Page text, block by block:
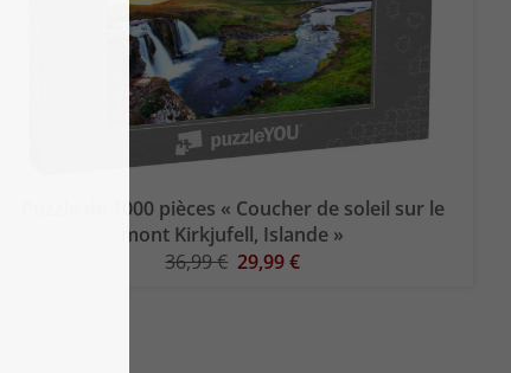
Puzzle de 1000 pièces « Coucher de soleil sur le
mont Kirkjufell, Islande »
36,99 € 29,99 €